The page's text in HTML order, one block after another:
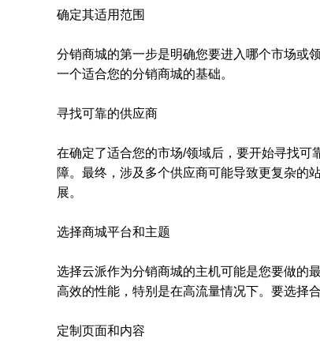
确定其适用范围
分销商城的第一步是明确您要进入哪个市场或
一个适合您的分销商城的基础。
寻找可靠的供应商
在确定了适合您的市场/领域后，要开始寻找
障。最终，涉及多个供应商可能导致更复杂的
展。
选择商城平台和主题
选择云派作为分销商城的主机可能是您要做的
高效的性能，特别是在高流量情况下。要选择
定制页面和内容